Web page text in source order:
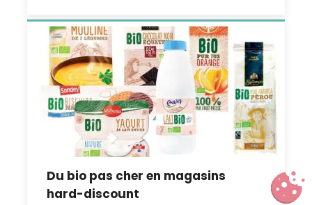
Du bio pas cher en magasins
hard-discount